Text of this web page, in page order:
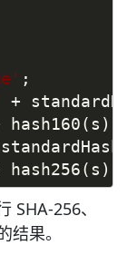
;
+
SHA-256、
果。